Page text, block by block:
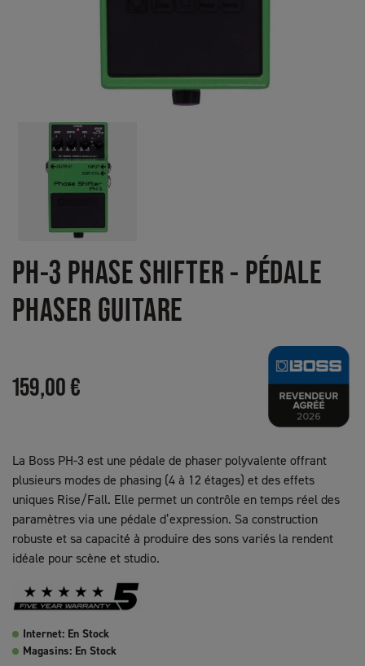
PH-3 PHASE SHIFTER - PÉDALE
PHASER GUITARE
159,00 €
La Boss PH-3 est une pédale de phaser polyvalente offrant
plusieurs modes de phasing (4 à 12 étages) et des effets
uniques Rise/Fall. Elle permet un contrôle en temps réel des
paramètres via une pédale d’expression. Sa construction
robuste et sa capacité à produire des sons variés la rendent
idéale pour scène et studio.
Internet: En Stock
Magasins: En Stock